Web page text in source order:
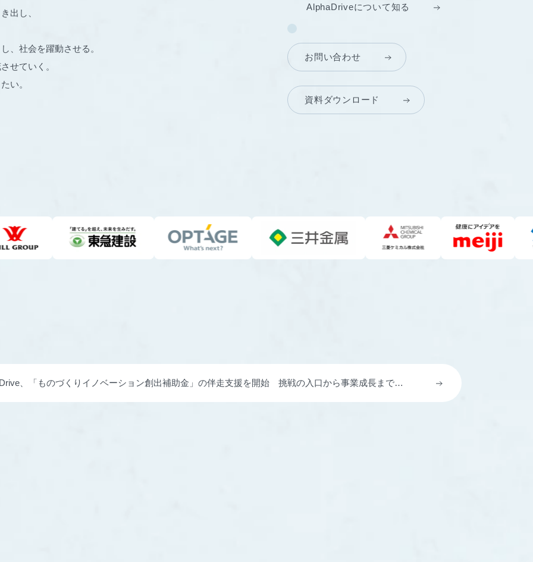
出し、
、社会を躍動させる。
せていく。
い。
AlphaDriveについて知る
お問い合わせ
資料ダウンロード
、「ものづくりイノベーション創出補助金」の伴走支援を開始 挑戦の入口から事業成長までつ
くりへ